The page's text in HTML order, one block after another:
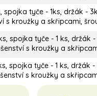
spojka tyče - 1ks, držák -
s kroužky a skřipcami,
spojka tyče - 1 ks, držák
s kroužky a
spojka tyče - 1 ks, držák
s kroužky a